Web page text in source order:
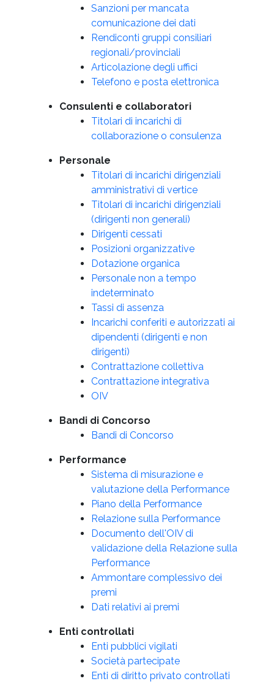
Sanzioni per mancata
comunicazione dei dati
Rendiconti gruppi consiliari
regionali/provinciali
Articolazione degli uffici
Telefono e posta elettronica
Consulenti e collaboratori
Titolari di incarichi di
collaborazione o consulenza
Personale
Titolari di incarichi dirigenziali
amministrativi di vertice
Titolari di incarichi dirigenziali
(dirigenti non generali)
Dirigenti cessati
Posizioni organizzative
Dotazione organica
Personale non a tempo
indeterminato
Tassi di assenza
Incarichi conferiti e autorizzati ai
dipendenti (dirigenti e non
dirigenti)
Contrattazione collettiva
Contrattazione integrativa
OIV
Bandi di Concorso
Bandi di Concorso
Performance
Sistema di misurazione e
valutazione della Performance
Piano della Performance
Relazione sulla Performance
Documento dell'OIV di
validazione della Relazione sulla
Performance
Ammontare complessivo dei
premi
Dati relativi ai premi
Enti controllati
Enti pubblici vigilati
Società partecipate
Enti di diritto privato controllati